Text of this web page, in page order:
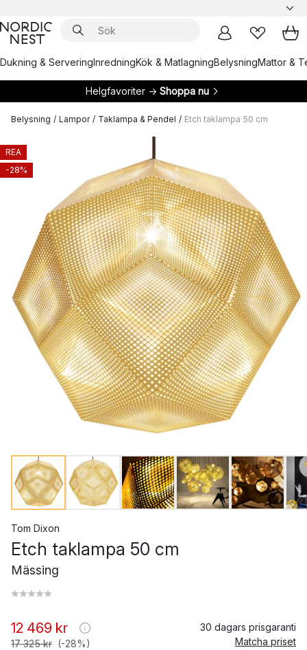
Dukning & ServeringInredningKök & MatlagningBelysningMattor &
Helgfavoriter → Shoppa nu
Belysning / Lampor / Taklampa & Pendel / Etch taklampa 50 cm
REA
-28%
Tom Dixon
Etch taklampa 50 cm
Mässing
12 469 kr
17 325 kr (-28%)
30 dagars prisgaranti
Matcha priset